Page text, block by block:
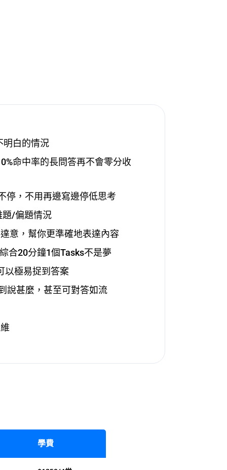
明白的情況
命中率的長問答再不會零分收
停，不用再邊寫邊停低思考
題/偏題情況
意，幫你更準確地表達內容
合20分鐘1個Tasks不是夢
以極易捉到答案
說甚麼，甚至可對答如流
學費